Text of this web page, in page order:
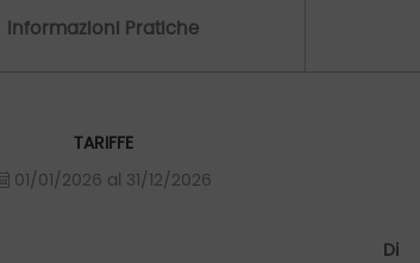
Informazioni Pratiche
TARIFFE
01/01/2026 al 31/12/2026
Di